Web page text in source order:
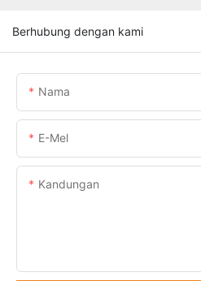
Berhubung dengan kami
Nama
E-Mel
Kandungan